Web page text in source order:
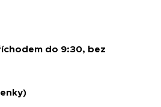
do 9:30, bez